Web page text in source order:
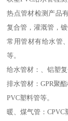
热点管材检测产品
复合管，灌溉管，
常用管材有给水管
等。
给水管材：、铝塑
排水管材：GPR聚
PVC塑料管等。
暖、煤气管：CPVC